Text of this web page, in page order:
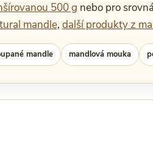
500 g nebo pro
mandle, další produkty z
mandle mandlová mouka